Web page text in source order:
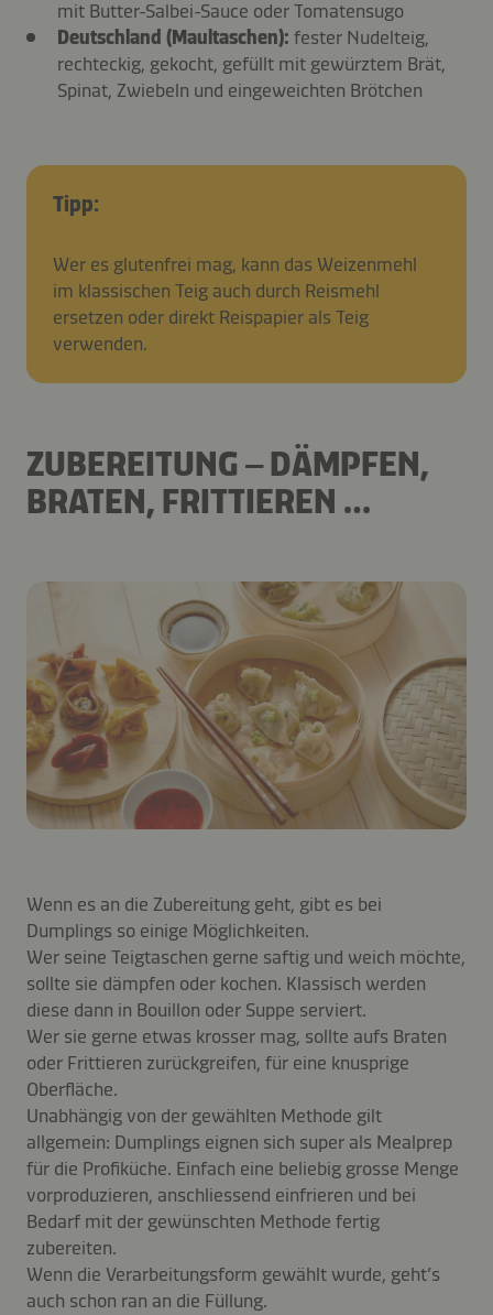
mit Butter-Salbei-Sauce oder Tomatensugo
Deutschland (Maultaschen): fester Nudelteig,
rechteckig, gekocht, gefüllt mit gewürztem Brät,
Spinat, Zwiebeln und eingeweichten Brötchen
Tipp:
Wer es glutenfrei mag, kann das Weizenmehl
im klassischen Teig auch durch Reismehl
ersetzen oder direkt Reispapier als Teig
verwenden.
ZUBEREITUNG – DÄMPFEN,
BRATEN, FRITTIEREN …
Wenn es an die Zubereitung geht, gibt es bei
Dumplings so einige Möglichkeiten.
Wer seine Teigtaschen gerne saftig und weich möchte,
sollte sie dämpfen oder kochen. Klassisch werden
diese dann in Bouillon oder Suppe serviert.
Wer sie gerne etwas krosser mag, sollte aufs Braten
oder Frittieren zurückgreifen, für eine knusprige
Oberfläche.
Unabhängig von der gewählten Methode gilt
allgemein: Dumplings eignen sich super als Mealprep
für die Profiküche. Einfach eine beliebig grosse Menge
vorproduzieren, anschliessend einfrieren und bei
Bedarf mit der gewünschten Methode fertig
zubereiten.
Wenn die Verarbeitungsform gewählt wurde, geht’s
auch schon ran an die Füllung.